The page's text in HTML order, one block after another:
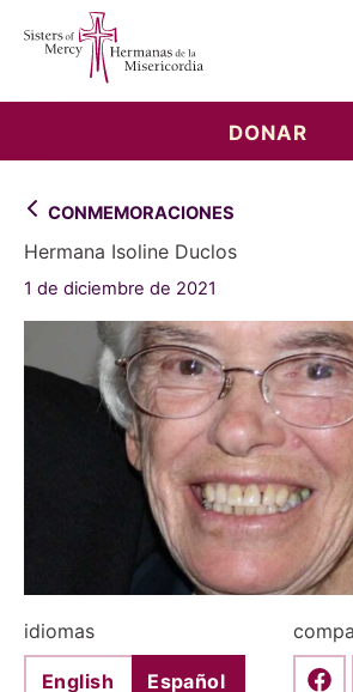
DONAR
CONMEMORACIONES
Hermana Isoline Duclos
1 de diciembre de 2021
idiomas
English Español